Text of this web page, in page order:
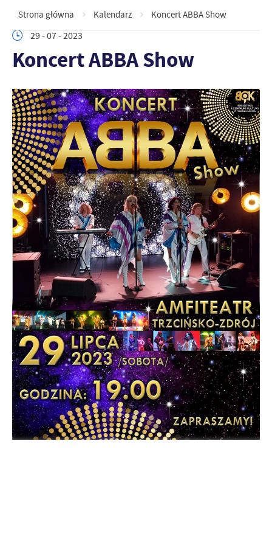
Strona główna Kalendarz
Koncert ABBA Show
29 - 07 - 2023
Koncert ABBA Show